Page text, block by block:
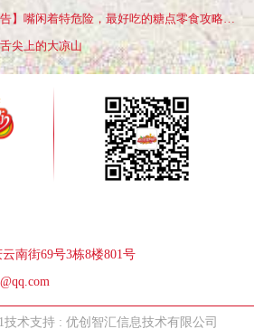
】嘴闲着特危险，最好吃的糖点零食攻略来了
尖上的大凉山
南街69号3栋8楼801号
技术支持 : 优创智汇信息技术有限公司